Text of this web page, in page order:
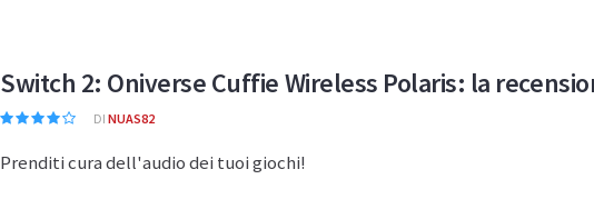
Switch 2: Oniverse Cuffie Wireless Polaris: la
DI NUAS82
Prenditi cura dell'audio dei tuoi giochi!